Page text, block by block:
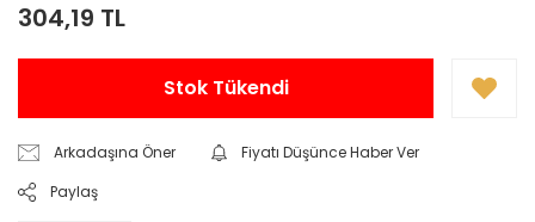
304,19 TL
Stok Tükendi
Arkadaşına Öner
Fiyatı Düşünce Haber Ver
Paylaş